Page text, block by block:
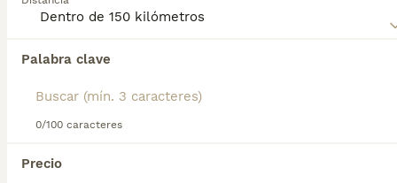
Palabra clave
0/100 caracteres
Precio
de perro.
Encontramos 0 Black and Tan Coonhound
Si deseas exactamente esta búsqueda guarda tu
búsqueda y espera el resultado perfecto: